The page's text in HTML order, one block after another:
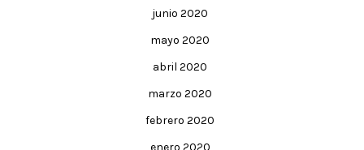
junio 2020
mayo 2020
abril 2020
marzo 2020
febrero 2020
enero 2020